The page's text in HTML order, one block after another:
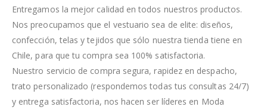
Entregamos la mejor calidad en todos nuestros productos.
Nos preocupamos que el vestuario sea de elite: diseños,
confección, telas y tejidos que sólo nuestra tienda tiene en
Chile, para que tu compra sea 100% satisfactoria.
Nuestro servicio de compra segura, rapidez en despacho,
trato personalizado (respondemos todas tus consultas 24/7)
y entrega satisfactoria, nos hacen ser líderes en Moda